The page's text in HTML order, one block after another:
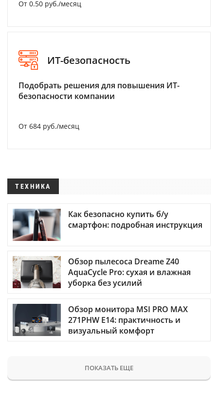
От 0.50 руб./месяц
ИТ-безопасность
Подобрать решения для повышения ИТ-
безопасности компании
От 684 руб./месяц
ТЕХНИКА
Как безопасно купить б/у
смартфон: подробная инструкция
Обзор пылесоса Dreame Z40
AquaCycle Pro: сухая и влажная
уборка без усилий
Обзор монитора MSI PRO MAX
271PHW E14: практичность и
визуальный комфорт
ПОКАЗАТЬ ЕЩЕ